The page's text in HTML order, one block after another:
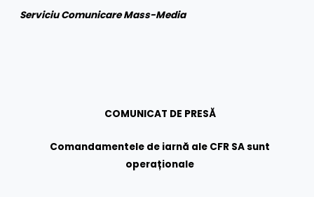
Serviciu Comunicare Mass-Media
COMUNICAT DE PRESĂ
Comandamentele de iarnă ale CFR SA sunt
operaționale